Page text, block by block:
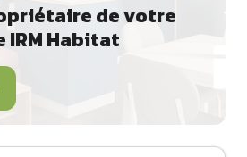
de votre
Habitat